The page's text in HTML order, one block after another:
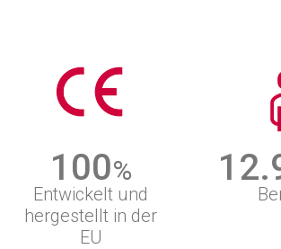
100%
Entwickelt und
hergestellt in der
EU